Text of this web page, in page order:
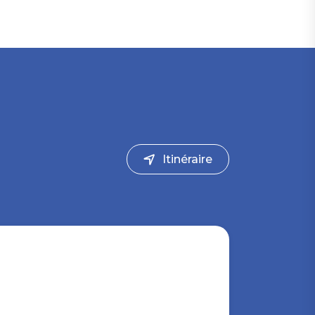
Itinéraire